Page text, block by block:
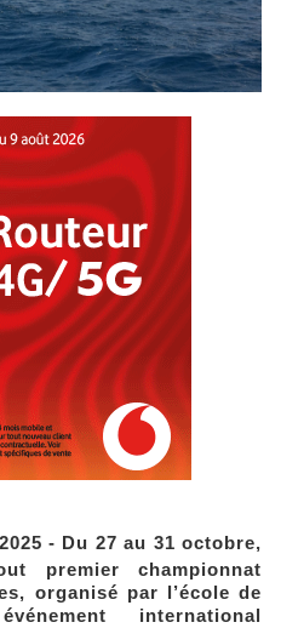
- Du 27 au 31 octobre,
premier championnat
organisé par l’école de
international